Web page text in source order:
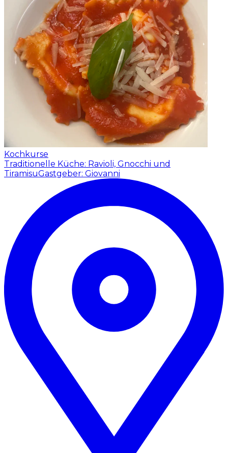
Kochkurse
Traditionelle Küche: Ravioli, Gnocchi und
TiramisuGastgeber: Giovanni